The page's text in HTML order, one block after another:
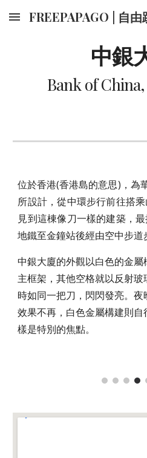
Skip to main content
FREEPAPAGO | 自由
中銀
Bank of
位於香港(香港島的意思)，為
所設計，從中環步行前往搭
見到這棟像刀一樣的建築，
地鐵至金鐘站後經由空中步道
中銀大廈的外觀以白色的金
主框架，其他空格就以反射
時如同一把刀，閃閃發亮。
效果不再，白色金屬構建則
樣是特別的焦點。